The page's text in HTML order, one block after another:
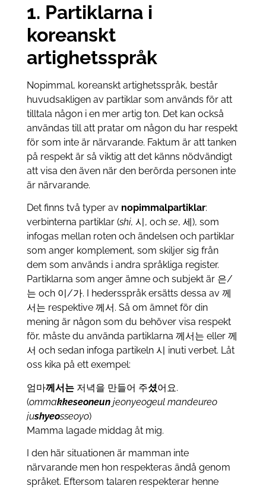
1. Partiklarna i
koreanskt
artighetsspråk
Nopimmal, koreanskt artighetsspråk, består
huvudsakligen av partiklar som används för att
tilltala någon i en mer artig ton. Det kan också
användas till att pratar om någon du har respekt
för som inte är närvarande. Faktum är att tanken
på respekt är så viktig att det känns nödvändigt
att visa den även när den berörda personen inte
är närvarande.
Det finns två typer av nopimmalpartiklar:
verbinterna partiklar (shi, 시, ochse, 세), som
infogas mellan roten och ändelsen och partiklar
som anger komplement, som skiljer sig från
dem som används i andra språkliga register.
Partiklarna som anger ämne och subjekt är 은/
는 och 이/가. I hedersspråk ersätts dessa av 께
서는 respektive 께서. Så om ämnet för din
mening är någon som du behöver visa respekt
för, måste du använda partiklarna 께서는 eller 께
서 och sedan infoga partikeln 시 inuti verbet. Låt
oss kika på ett exempel:
엄마께서는저녁을 만들어 주셨어요.
(ommakkeseoneunjeonyeogeul mandeureo
jushyeosseoyo)
Mamma lagade middag åt mig.
I den här situationen är mamman inte
närvarande men hon respekteras ändå genom
språket. Eftersom talaren respekterar henne